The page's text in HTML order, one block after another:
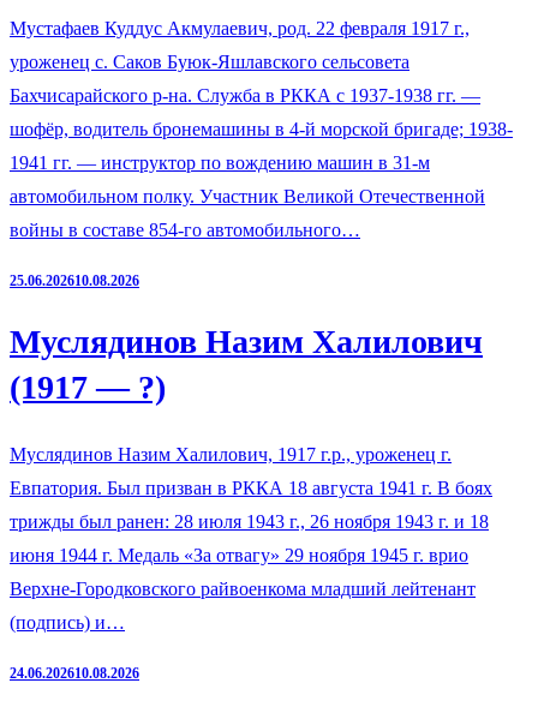
Мустафаев Куддус Акмулаевич, род. 22 февраля 1917 г.,
уроженец с. Саков Буюк-Яшлавского сельсовета
Бахчисарайского р-на. Служба в РККА с 1937-1938 гг. —
шофёр, водитель бронемашины в 4-й морской бригаде; 1938-
1941 гг. — инструктор по вождению машин в 31-м
автомобильном полку. Участник Великой Отечественной
войны в составе 854-го автомобильного…
25.06.202610.08.2026
Муслядинов Назим Халилович
(1917 — ?)
Муслядинов Назим Халилович, 1917 г.р., уроженец г.
Евпатория. Был призван в РККА 18 августа 1941 г. В боях
трижды был ранен: 28 июля 1943 г., 26 ноября 1943 г. и 18
июня 1944 г. Медаль «За отвагу» 29 ноября 1945 г. врио
Верхне-Городковского райвоенкома младший лейтенант
(подпись) и…
24.06.202610.08.2026